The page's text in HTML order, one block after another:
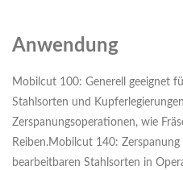
Anwendung
Mobilcut 100: Generell geeignet
Stahlsorten und
Zerspanungsoperationen, wie
Reiben.Mobilcut 140:
bearbeitbaren Stahlsorten in